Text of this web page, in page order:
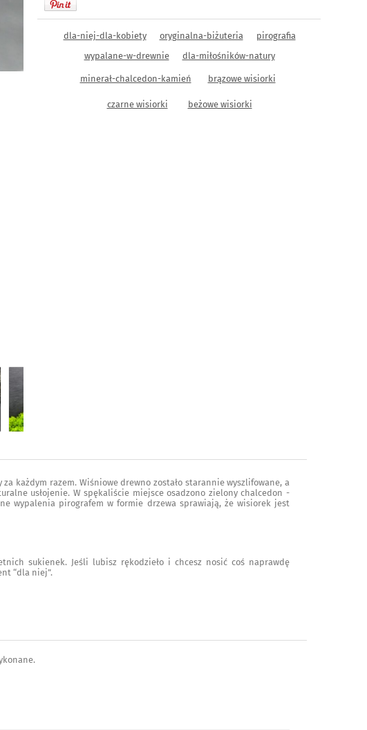
dla-niej-dla-kobiety oryginalna-biżuteria
pirografia
wypalane-w-drewnie
dla-miłośników-natury
minerał-chalcedon-kamień brązowe wisiorki
czarne wisiorki beżowe wisiorki
każdym razem. Wiśniowe drewno zostało starannie wyszlifowane, a
usłojenie. W spękaliście miejsce osadzono zielony chalcedon -
wypalenia pirografem w formie drzewa sprawiają, że wisiorek jest
sukienek. Jeśli lubisz rękodzieło i chcesz nosić coś naprawdę
“dla niej”.